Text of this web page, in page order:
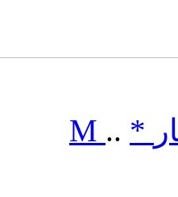
M .. *